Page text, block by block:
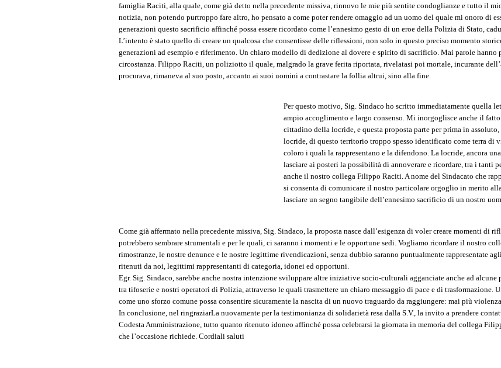
famiglia Raciti, alla quale, come già detto nella precedente missiva, rinnovo le mie più sentite condoglianze e tutto il
notizia, non potendo purtroppo fare altro, ho pensato a come poter rendere omaggio ad un uomo del quale mi onoro di
generazioni questo sacrificio affinché possa essere ricordato come l’ennesimo gesto di un eroe della Polizia di Stato,
L’intento è stato quello di creare un qualcosa che consentisse delle riflessioni, non solo in questo preciso momento
generazioni ad esempio e riferimento. Un chiaro modello di dedizione al dovere e spirito di sacrificio. Mai parole hanno
circostanza. Filippo Raciti, un poliziotto il quale, malgrado la grave ferita riportata, rivelatasi poi mortale, incurante
procurava, rimaneva al suo posto, accanto ai suoi uomini a contrastare la follia altrui, sino alla fine.
Per questo motivo, Sig. Sindaco ho scritto immediatamente quella
ampio accoglimento e largo consenso. Mi inorgoglisce anche il
cittadino della locride, e questa proposta parte per prima in
locride, di questo territorio troppo spesso identificato come terra di
coloro i quali la rappresentano e la difendono. La locride, ancora
lasciare ai posteri la possibilità di annoverare e ricordare, tra i tanti
anche il nostro collega Filippo Raciti. A nome del Sindacato che
si consenta di comunicare il nostro particolare orgoglio in merito
lasciare un segno tangibile dell’ennesimo sacrificio di un nostro
Come già affermato nella precedente missiva, Sig. Sindaco, la proposta nasce dall’esigenza di voler creare momenti di
potrebbero sembrare strumentali e per le quali, ci saranno i momenti e le opportune sedi. Vogliamo ricordare il nostro
rimostranze, le nostre denunce e le nostre legittime rivendicazioni, senza dubbio saranno puntualmente rappresentate
ritenuti da noi, legittimi rappresentanti di categoria, idonei ed opportuni.
Egr. Sig. Sindaco, sarebbe anche nostra intenzione sviluppare altre iniziative socio-culturali agganciate anche ad
tra tifoserie e nostri operatori di Polizia, attraverso le quali trasmettere un chiaro messaggio di pace e di trasformazione.
come uno sforzo comune possa consentire sicuramente la nascita di un nuovo traguardo da raggiungere: mai più
In conclusione, nel ringraziarLa nuovamente per la testimonianza di solidarietà resa dalla S.V., la invito a prendere
Codesta Amministrazione, tutto quanto ritenuto idoneo affinché possa celebrarsi la giornata in memoria del collega
che l’occasione richiede. Cordiali saluti